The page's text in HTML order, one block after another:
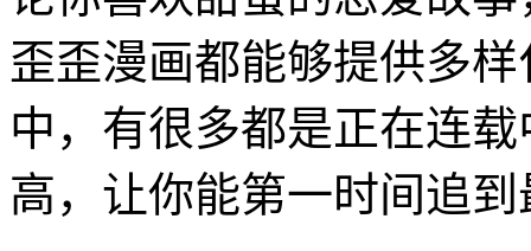
歪歪漫画都能够提供多
中，有很多都是正在连
高，让你能第一时间追